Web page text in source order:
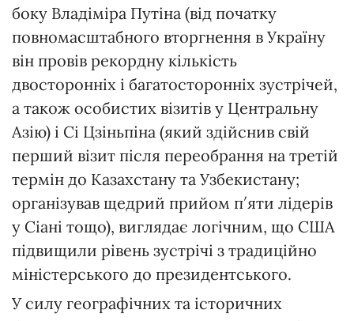
боку Владіміра Путіна (від початку
повномасштабного вторгнення в Україну
він провів рекордну кількість
двосторонніх і багатосторонніх зустрічей,
а також особистих візитів у Центральну
Азію) і Сі Цзіньпіна (який здійснив свій
перший візит після переобрання на третій
термін до Казахстану та Узбекистану;
організував щедрий прийом п′яти лідерів
у Сіані тощо), виглядає логічним, що США
підвищили рівень зустрічі з традиційно
міністерського до президентського.
У силу географічних та історичних